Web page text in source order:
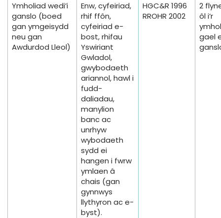
Ymholiad wedi’i
ganslo (boed
gan ymgeisydd
neu gan
Awdurdod Lleol)
Enw, cyfeiriad,
rhif ffôn,
cyfeiriad e-
bost, rhifau
Yswiriant
Gwladol,
gwybodaeth
ariannol, hawl i
fudd-
daliadau,
manylion
banc ac
unrhyw
wybodaeth
sydd ei
hangen i fwrw
ymlaen â
chais (gan
gynnwys
llythyron ac e-
byst).
HGC&R 1996
RROHR 2002
2
ôl i’r
gael